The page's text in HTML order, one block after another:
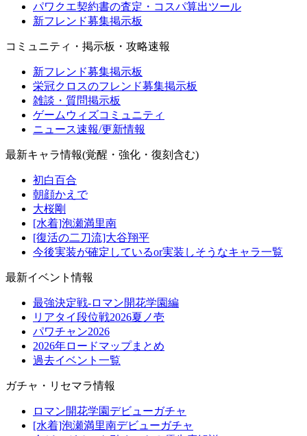
パワクエ契約書の査定・コスパ算出ツール
新フレンド募集掲示板
コミュニティ・掲示板・攻略速報
新フレンド募集掲示板
栄冠クロスのフレンド募集掲示板
雑談・質問掲示板
ゲームウィズコミュニティ
ニュース速報/更新情報
最新キャラ情報(覚醒・強化・復刻含む)
初白百合
朝顔かえで
大桜剛
[水着]泡瀬満里南
[復活の二刀流]大谷翔平
今後実装が確定しているor実装しそうなキャラ一覧
最新イベント情報
最強決定戦-ロマン開花学園編
リアタイ段位戦2026夏ノ壱
パワチャン2026
2026年ロードマップまとめ
過去イベント一覧
ガチャ・リセマラ情報
ロマン開花学園デビューガチャ
[水着]泡瀬満里南デビューガチャ